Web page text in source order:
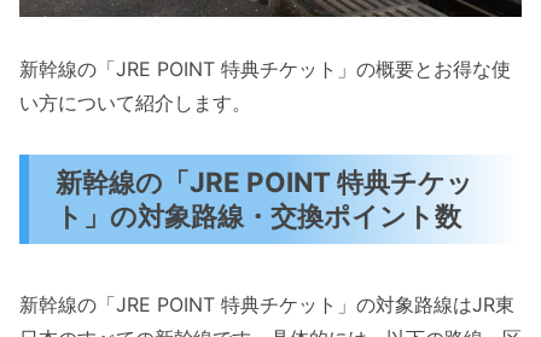
新幹線の「JRE POINT 特典チケット」の概要とお得な使
い方について紹介します。
新幹線の「JRE POINT 特典チケッ
ト」の対象路線・交換ポイント数
新幹線の「JRE POINT 特典チケット」の対象路線はJR東